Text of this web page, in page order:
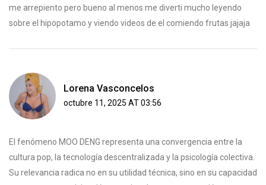
me arrepiento pero bueno al menos me diverti mucho leyendo
sobre el hipopotamo y viendo videos de el comiendo frutas jajaja
Lorena Vasconcelos
octubre 11, 2025 AT 03:56
El fenómeno MOO DENG representa una convergencia entre la
cultura pop, la tecnología descentralizada y la psicología colectiva.
Su relevancia radica no en su utilidad técnica, sino en su capacidad